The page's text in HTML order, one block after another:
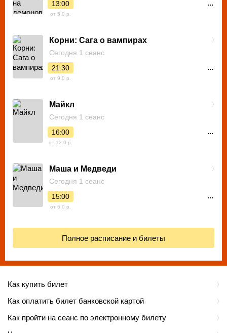
Как купить билет
Как оплатить билет банковской картой
Как пройти на сеанс по электронному билету
13:00
от 5.0 р.
...
Корни: Сага о вампирах
Сегодня 1 сеанс
21:30
от 9.0 р.
...
Майкл
Сегодня 1 сеанс
16:00
от 12.0 р.
...
Маша и Медведи
Сегодня 1 сеанс
15:00
от 6.0 р.
...
Полное расписание и билеты